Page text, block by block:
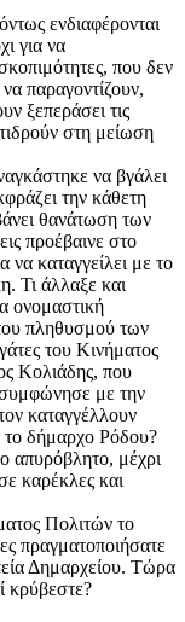
ενδιαφέρονται
για να
που δεν
παραγοντίζουν,
ξεπεράσει τις
στη μείωση
να βγάλει
την κάθετη
θανάτωση των
προέβαινε στο
καταγγείλει με το
Τι άλλαξε και
ονομαστική
πληθυσμού των
του Κινήματος
Κολιάδης, που
συμφώνησε με την
καταγγέλλουν
το δήμαρχο Ρόδου?
απυρόβλητο, μέχρι
καρέκλες και
Πολιτών το
πραγματοποιήσατε
Δημαρχείου. Τώρα
κρύβεστε?